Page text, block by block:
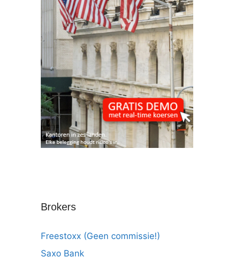
Brokers
Freestoxx (Geen commissie!)
Saxo Bank